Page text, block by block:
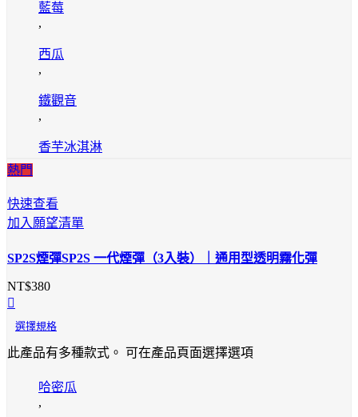
藍莓
,
西瓜
,
鐵觀音
,
香芋冰淇淋
熱門
快速查看
加入願望清單
SP2S煙彈SP2S 一代煙彈（3入裝）｜通用型透明霧化彈
NT$380
選擇規格
此產品有多種款式。 可在產品頁面選擇選項
哈密瓜
,